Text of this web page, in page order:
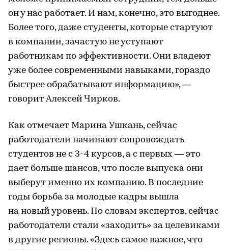
он у нас работает. И нам, конечно, это выгоднее.
Более того, даже студенты, которые стартуют
в компании, зачастую не уступают
работникам по эффективности. Они владеют
уже более современными навыками, гораздо
быстрее обрабатывают информацию», —
говорит Алексей Чирков.
Как отмечает Марина Ушкань, сейчас
работодатели начинают сопровождать
студентов не с 3-4 курсов, а с первых — это
дает больше шансов, что после выпуска они
выберут именно их компанию. В последние
годы борьба за молодые кадры вышла
на новый уровень. По словам экспертов, сейчас
работодатели стали «заходить» за целевиками
в другие регионы. «Здесь самое важное, что